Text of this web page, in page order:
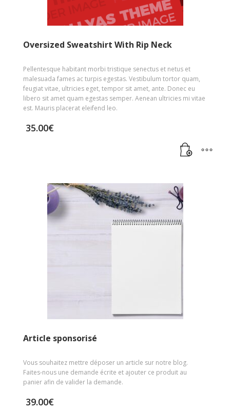
Oversized Sweatshirt With Rip Neck
Pellentesque habitant morbi tristique senectus et netus et
malesuada fames ac turpis egestas. Vestibulum tortor quam,
feugiat vitae, ultricies eget, tempor sit amet, ante. Donec eu
libero sit amet quam egestas semper. Aenean ultricies mi vitae
est. Mauris placerat eleifend leo.
35.00€
Article sponsorisé
Vous souhaitez mettre déposer un article sur notre blog.
Faites-nous une demande écrite et ajouter ce produit au
panier afin de valider la demande.
39.00€